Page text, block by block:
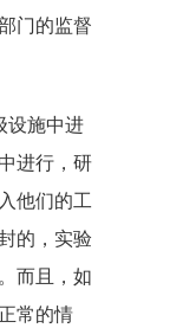
门的监督
设施中进
进行，研
他们的工
的，实验
而且，如
常的情